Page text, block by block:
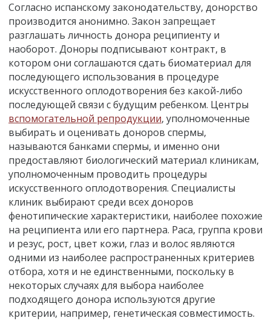
Согласно испанскому законодательству, донорство
производится анонимно. Закон запрещает
разглашать личность донора реципиенту и
наоборот. Доноры подписывают контракт, в
котором они соглашаются сдать биоматериал для
последующего использования в процедуре
искусственного оплодотворения без какой-либо
последующей связи с будущим ребенком. Центры
вспомогательной репродукции, уполномоченные
выбирать и оценивать доноров спермы,
называются банками спермы, и именно они
предоставляют биологический материал клиникам,
уполномоченным проводить процедуры
искусственного оплодотворения. Специалисты
клиник выбирают среди всех доноров
фенотипические характеристики, наиболее похожие
на реципиента или его партнера. Раса, группа крови
и резус, рост, цвет кожи, глаз и волос являются
одними из наиболее распространенных критериев
отбора, хотя и не единственными, поскольку в
некоторых случаях для выбора наиболее
подходящего донора используются другие
критерии, например, генетическая совместимость.